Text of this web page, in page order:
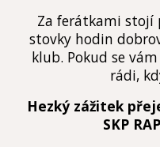
Za ferátkami
stovky hodin
klub. Pokud se
rádi,
Hezký zážitek
SKP